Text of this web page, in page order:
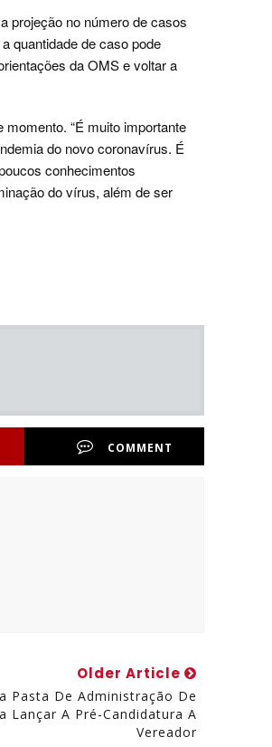
projeção no número de casos
quantidade de caso pode
da OMS e voltar a
“É muito importante
do novo coronavírus. É
conhecimentos
do vírus, além de ser
COMMENT
Older Article
Pasta De Administração De
Lançar A Pré-Candidatura A
Vereador